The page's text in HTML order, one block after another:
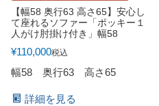
【幅58 奥行63 高さ65】安心し
て座れるソファー「ポッキー１
人がけ肘掛け付き」幅58
¥110,000税込
幅58 奥行63 高さ65
詳細を見る